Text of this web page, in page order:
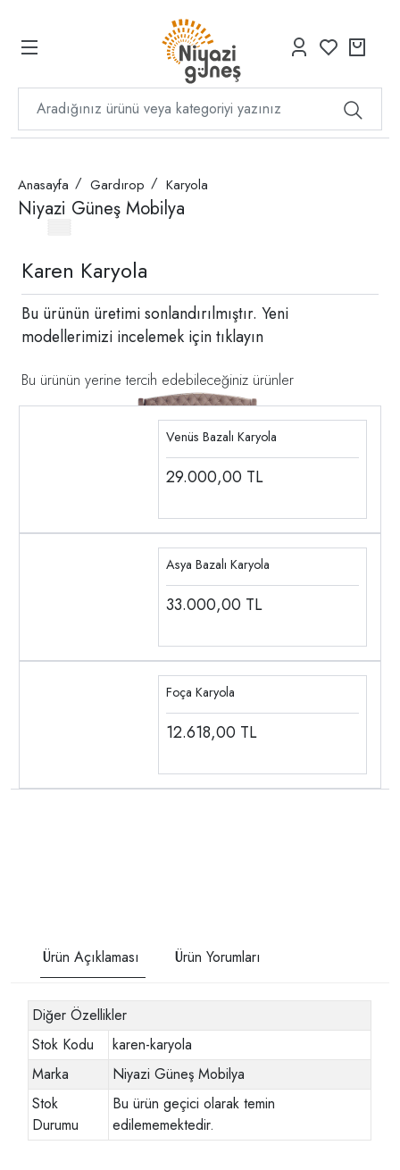
Anasayfa Gardırop Karyola
Niyazi Güneş Mobilya
Karen Karyola
Bu ürünün üretimi sonlandırılmıştır. Yeni
modellerimizi incelemek içintıklayın
Bu ürünün yerine tercih edebileceğiniz ürünler
Venüs Bazalı Karyola
29.000,00 TL
Asya Bazalı Karyola
33.000,00 TL
Foça Karyola
12.618,00 TL
Ürün Açıklaması Ürün Yorumları
Diğer Özellikler
Stok Kodu
karen-karyola
Marka
Niyazi Güneş Mobilya
Stok
Durumu
Bu ürün geçici olarak temin
edilememektedir.